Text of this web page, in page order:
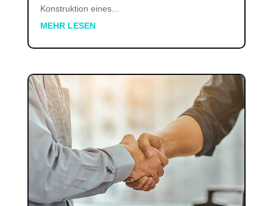
Konstruktion eines...
MEHR LESEN